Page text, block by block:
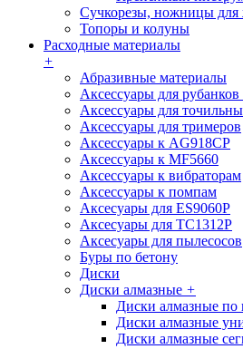
Сучкорезы, ножницы для
Топоры и колуны
Расходные материалы
+
Абразивные материалы
Аксессуары для рубанков
Аксессуары для
Аксессуары для тримеров
Аксессуары к AG918CP
Аксессуары к MF5660
Аксессуары к вибраторам
Аксессуары к помпам
Аксесуары для ES9060P
Аксесуары для TC1312P
Аксесуары для пылесосов
Буры по бетону
Диски
Диски алмазные +
Диски алмазные по
Диски алмазные
Диски алмазные